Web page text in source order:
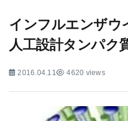
インフルエンザウ
人工設計タンパク
2016.04.11 4620 views